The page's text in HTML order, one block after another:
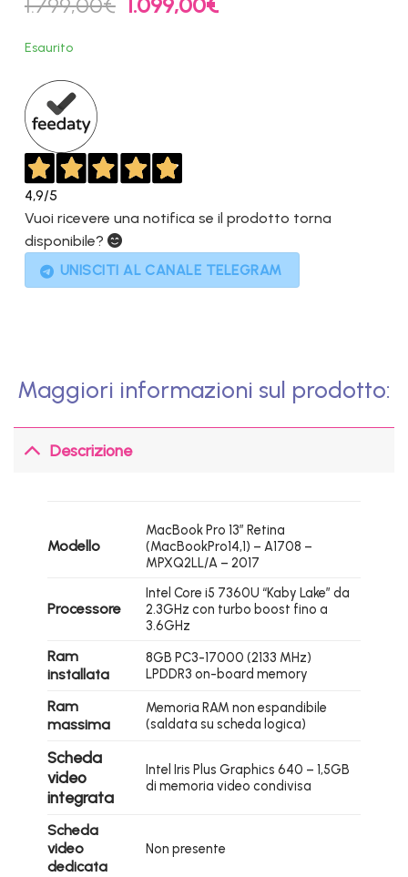
prezzo
Esaurito
4,9/5
Vuoi ricevere una notifica se il prodotto torna
disponibile?
UNISCITI AL CANALE TELEGRAM
Maggiori informazioni sul prodotto:
Descrizione
Modello
MacBook Pro 13″ Retina
(MacBookPro14,1) – A1708 –
MPXQ2LL/A – 2017
Processore
Intel Core i5 7360U “Kaby Lake” da
2.3GHz con turbo boost fino a
3.6GHz
Ram
installata
8GB PC3-17000 (2133 MHz)
LPDDR3 on-board memory
Ram
massima
Memoria RAM non espandibile
(saldata su scheda logica)
Scheda
video
integrata
Intel Iris Plus Graphics 640 – 1,5GB
di memoria video condivisa
Scheda
video
dedicata
Non presente